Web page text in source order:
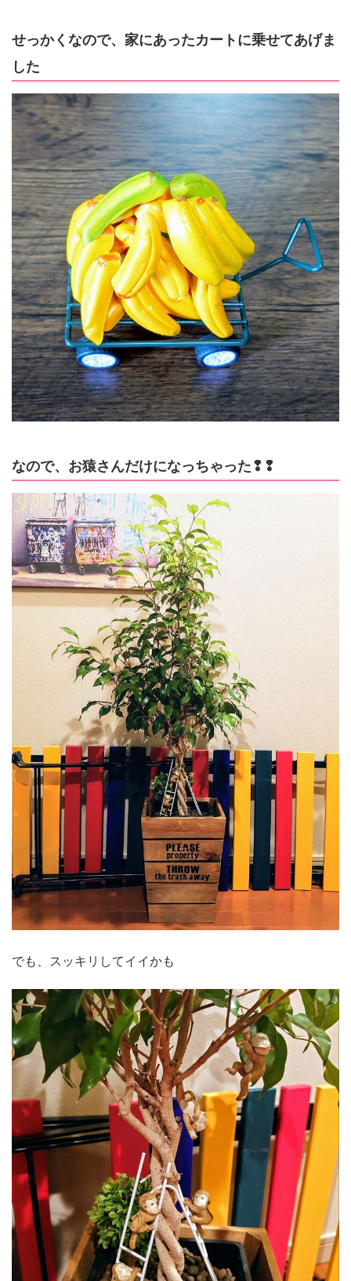
せっかくなので、家にあったカートに乗せてあげま
した
なので、お猿さんだけになっちゃった❢❢
でも、スッキリしてイイかも